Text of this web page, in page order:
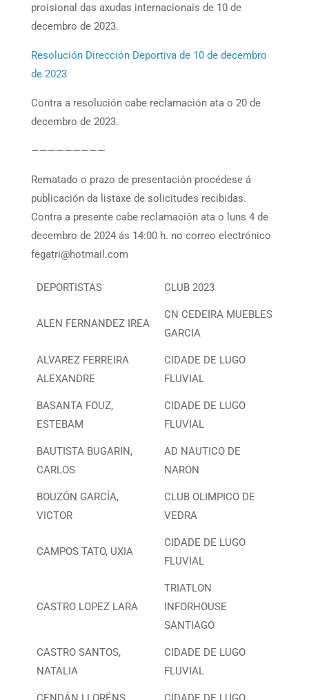
proisional das axudas internacionais de 10 de
decembro de 2023.
Resolución Dirección Deportiva de 10 de decembro
de 2023
Contra a resolución cabe reclamación ata o 20 de
decembro de 2023.
—————————
Rematado o prazo de presentación procédese á
publicación da listaxe de solicitudes recibidas.
Contra a presente cabe reclamación ata o luns 4 de
decembro de 2024 ás 14:00 h. no correo electrónico
fegatri@hotmail.com
DEPORTISTAS CLUB 2023
ALEN FERNANDEZ IREA
CN CEDEIRA MUEBLES
GARCIA
ALVAREZ FERREIRA
ALEXANDRE
CIDADE DE LUGO
FLUVIAL
BASANTA FOUZ,
ESTEBAM
CIDADE DE LUGO
FLUVIAL
BAUTISTA BUGARIN,
CARLOS
AD NAUTICO DE
NARON
BOUZÓN GARCÍA,
VICTOR
CLUB OLIMPICO DE
VEDRA
CAMPOS TATO, UXIA
CIDADE DE LUGO
FLUVIAL
CASTRO LOPEZ LARA
TRIATLON
INFORHOUSE
SANTIAGO
CASTRO SANTOS,
NATALIA
CIDADE DE LUGO
FLUVIAL